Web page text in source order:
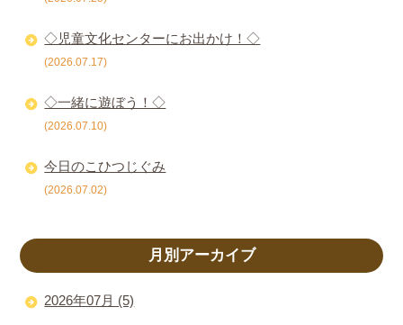
◇児童文化センターにお出かけ！◇
(2026.07.17)
◇一緒に遊ぼう！◇
(2026.07.10)
今日のこひつじぐみ
(2026.07.02)
月別アーカイブ
2026年07月 (5)